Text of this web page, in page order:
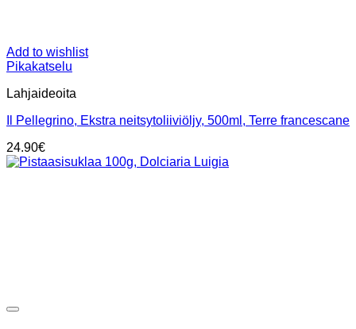
Add to wishlist
Pikakatselu
Lahjaideoita
Il Pellegrino, Ekstra neitsytoliiviöljy, 500ml, Terre francescane
24.90€